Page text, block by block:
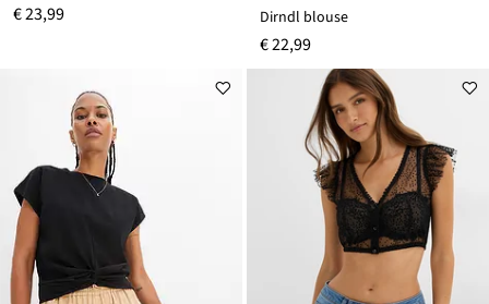
€ 23,99 Dirndl blouse
€ 22,99